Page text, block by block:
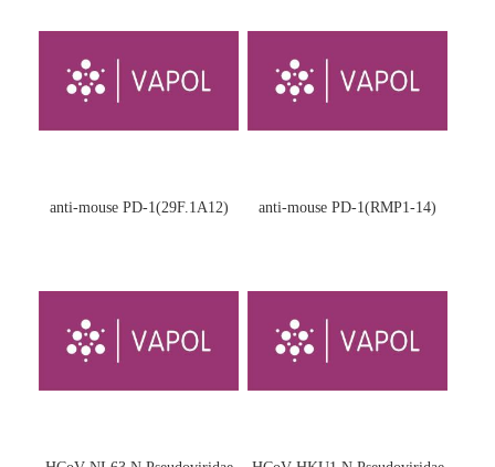
anti-mouse PD-1(29F.1A12) anti-mouse PD-1(RMP1-14)